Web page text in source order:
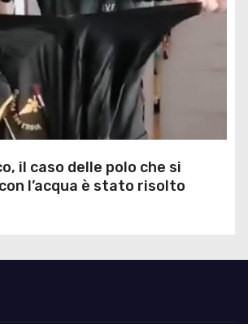
il caso delle polo che si
l’acqua è stato risolto